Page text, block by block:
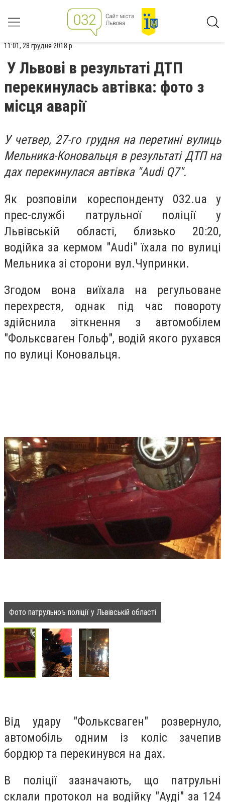
11:01, 28 грудня 2018 р.
У Львові в результаті ДТП
перекинулась автівка: фото з
місця аварії
У четвер, 27-го грудня на перетині вулиць
Мельника-Коновальця в результаті ДТП на
дах перекинулася автівка "Аudi Q7".
Як розповіли кореспонденту 032.ua у
прес-службі патрульної поліції у
Львівській області, близько 20:20,
водійка за кермом "Audi" їхала по вулиці
Мельника зі сторони вул.Чупринки.
Згодом вона виїхала на регульоване
перехрестя, однак під час повороту
здійснила зіткнення з автомобілем
"Фольксваген Гольф", водій якого рухався
по вулиці Коновальця.
Фото патрульноъ поліції у Львівській області
Від удару "Фольксваген" розвернуло,
автомобіль одним із коліс зачепив
бордюр та перекинувся на дах.
В поліції зазначають, що патрульні
склали протокол на водійку "Ауді" за 124